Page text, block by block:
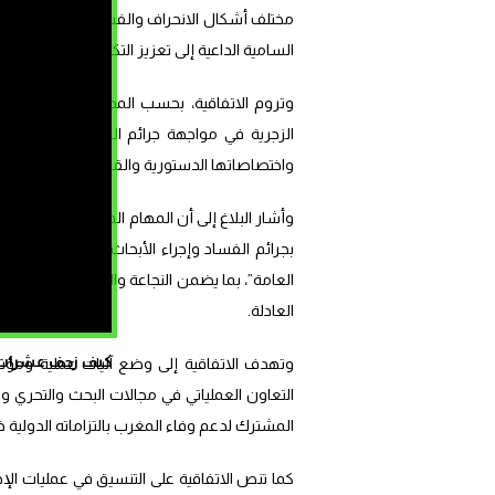
كيف زحف عشرات
مختلف أشكال الانحراف والفساد، وترسيخ
السامية الداعية إلى تعزيز التكامل
وتروم الاتفاقية، بحسب المصدر ذاته،
الزجرية في مواجهة جرائم الفساد على
واختصاصاتها الدستورية والقانونية.
وأشار البلاغ إلى أن المهام المخولة للهيئة
بجرائم الفساد وإجراء الأبحاث والتحريات،
العامة”، بما يضمن النجاعة والسرعة
العادلة.
وتهدف الاتفاقية إلى وضع آليات عملية
التعاون العملياتي في مجالات البحث والتحري
المشترك لدعم وفاء المغرب بالتزاماته الدولية
كما تنص الاتفاقية على التنسيق في عمليات